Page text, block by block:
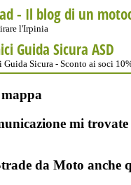
- Il blog di un
l'Irpinia
Guida Sicura ASD
Guida Sicura - Sconto ai soci
mi
da Moto anche